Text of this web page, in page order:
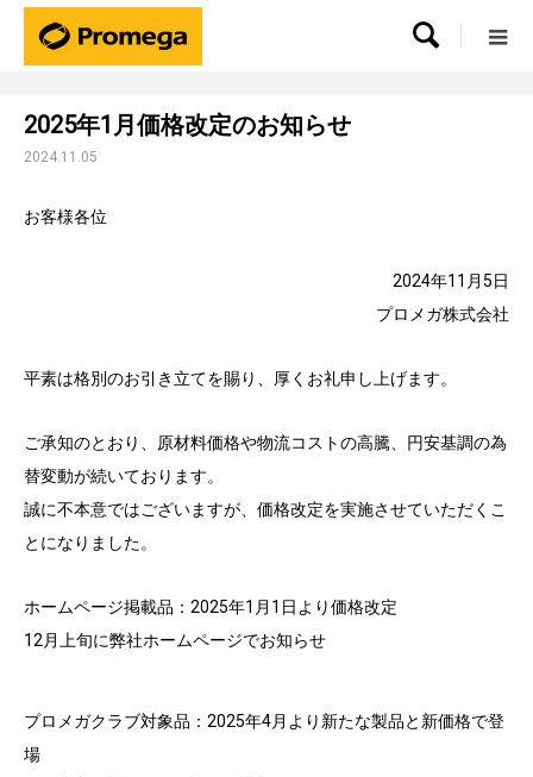

2025年1月価格改定のお知らせ
2024.11.05
お客様各位
2024年11月5日
プロメガ株式会社
平素は格別のお引き立てを賜り、厚くお礼申し上げます。
ご承知のとおり、原材料価格や物流コストの高騰、円安基調の為
替変動が続いております。
誠に不本意ではございますが、価格改定を実施させていただくこ
とになりました。
ホームページ掲載品：2025年1月1日より価格改定
12月上旬に弊社ホームページでお知らせ
プロメガクラブ対象品：2025年4月より新たな製品と新価格で登
場